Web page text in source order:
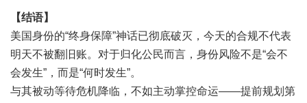
【结语】
美国身份的“终身保障”神话已彻底破灭，今天的合规不代表
明天不被翻旧账。对于归化公民而言，身份风险不是“会不
会发生”，而是“何时发生”。
与其被动等待危机降临，不如主动掌控命运——提前规划第